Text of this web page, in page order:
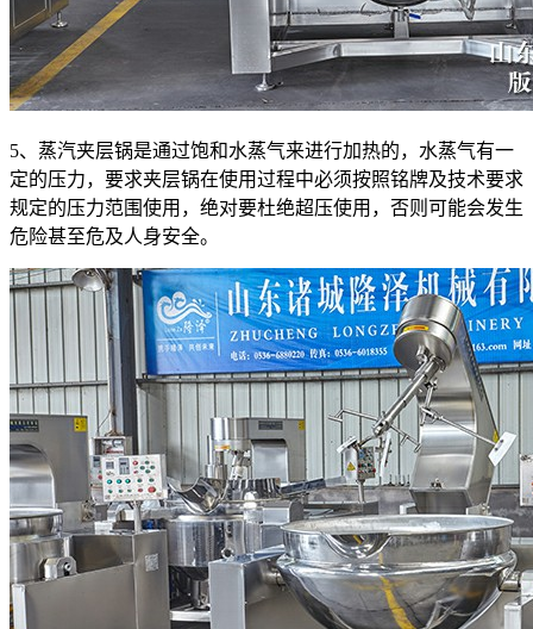
5、蒸汽夹层锅是通过饱和水蒸气来进行加热的，水蒸气有一
定的压力，要求夹层锅在使用过程中必须按照铭牌及技术要求
规定的压力范围使用，绝对要杜绝超压使用，否则可能会发生
危险甚至危及人身安全。